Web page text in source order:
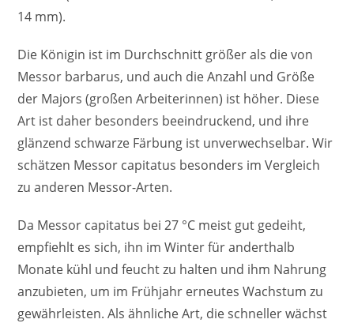
14 mm).
Die Königin ist im Durchschnitt größer als die von
Messor barbarus, und auch die Anzahl und Größe
der Majors (großen Arbeiterinnen) ist höher. Diese
Art ist daher besonders beeindruckend, und ihre
glänzend schwarze Färbung ist unverwechselbar. Wir
schätzen Messor capitatus besonders im Vergleich
zu anderen Messor-Arten.
Da Messor capitatus bei 27 °C meist gut gedeiht,
empfiehlt es sich, ihn im Winter für anderthalb
Monate kühl und feucht zu halten und ihm Nahrung
anzubieten, um im Frühjahr erneutes Wachstum zu
gewährleisten. Als ähnliche Art, die schneller wächst